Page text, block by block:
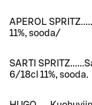
APEROL
11%, sooda/
SARTI
6/18cl 11%, sooda.